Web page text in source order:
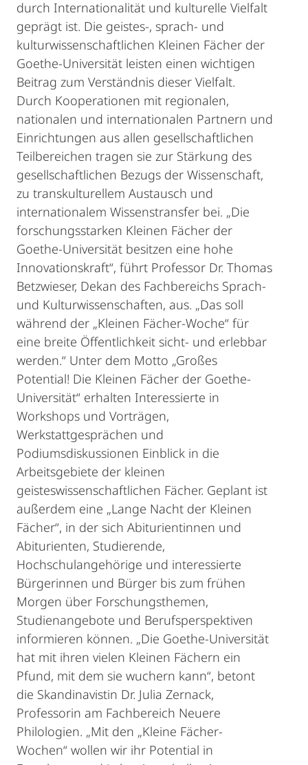
durch Internationalität und kulturelle Vielfalt
geprägt ist. Die geistes-, sprach- und
kulturwissenschaftlichen Kleinen Fächer der
Goethe-Universität leisten einen wichtigen
Beitrag zum Verständnis dieser Vielfalt.
Durch Kooperationen mit regionalen,
nationalen und internationalen Partnern und
Einrichtungen aus allen gesellschaftlichen
Teilbereichen tragen sie zur Stärkung des
gesellschaftlichen Bezugs der Wissenschaft,
zu transkulturellem Austausch und
internationalem Wissenstransfer bei. „Die
forschungsstarken Kleinen Fächer der
Goethe-Universität besitzen eine hohe
Innovationskraft“, führt Professor Dr. Thomas
Betzwieser, Dekan des Fachbereichs Sprach-
und Kulturwissenschaften, aus. „Das soll
während der „Kleinen Fächer-Woche“ für
eine breite Öffentlichkeit sicht- und erlebbar
werden.“ Unter dem Motto „Großes
Potential! Die Kleinen Fächer der Goethe-
Universität“ erhalten Interessierte in
Workshops und Vorträgen,
Werkstattgesprächen und
Podiumsdiskussionen Einblick in die
Arbeitsgebiete der kleinen
geisteswissenschaftlichen Fächer. Geplant ist
außerdem eine „Lange Nacht der Kleinen
Fächer“, in der sich Abiturientinnen und
Abiturienten, Studierende,
Hochschulangehörige und interessierte
Bürgerinnen und Bürger bis zum frühen
Morgen über Forschungsthemen,
Studienangebote und Berufsperspektiven
informieren können. „Die Goethe-Universität
hat mit ihren vielen Kleinen Fächern ein
Pfund, mit dem sie wuchern kann“, betont
die Skandinavistin Dr. Julia Zernack,
Professorin am Fachbereich Neuere
Philologien. „Mit den „Kleine Fächer-
Wochen“ wollen wir ihr Potential in